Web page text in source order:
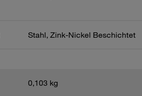
Stahl, Zink-Nickel Beschichtet
0,103 kg